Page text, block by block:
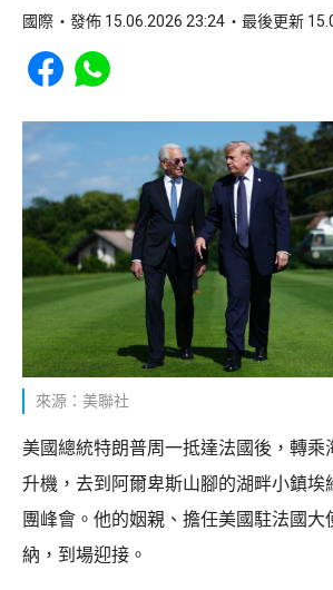
國際 發佈 15.06.2026 23:24 最後更新
Share to Facebook
Share to WhatsApp
來源：美聯社
美國總統特朗普周一抵達法國後，轉乘
升機，去到阿爾卑斯山腳的湖畔小鎮埃
團峰會。他的姻親、擔任美國駐法國大
納，到場迎接。